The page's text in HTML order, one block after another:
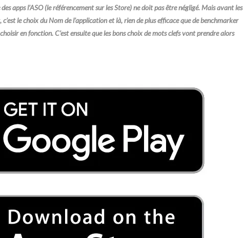
apps l’ASO (le référencement sur les Store) ne doit pas être négligé. Mais avant les
le choix du Nom de l’application et là, rien de plus efficace que de benchmarker
en fonction. C’est ensuite que les bons choix de mots clefs vont prendre alors